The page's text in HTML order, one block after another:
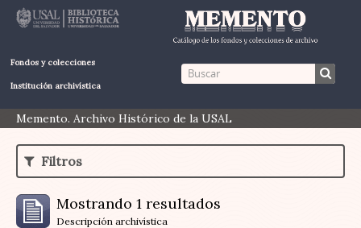
Fondos y colecciones
Institución archivística
Memento. Archivo Histórico de la USAL
Filtros
Mostrando 1 resultados
Descripción archivística